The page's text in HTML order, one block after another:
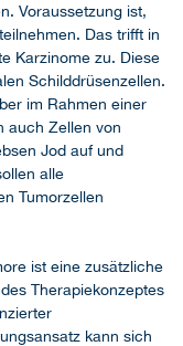
Voraussetzung ist,
Das trifft in
Karzinome zu. Diese
Schilddrüsenzellen.
im Rahmen einer
auch Zellen von
Jod auf und
alle
Tumorzellen
ist eine zusätzliche
Therapiekonzeptes
kann sich